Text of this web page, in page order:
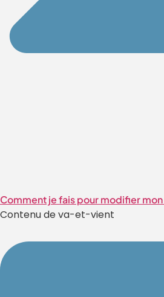
Comment je fais pour modifier
Contenu de va-et-vient